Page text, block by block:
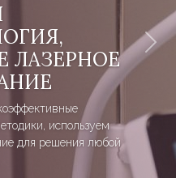
ЛАЗЕРНОЕ
используем
для решения любой
Next